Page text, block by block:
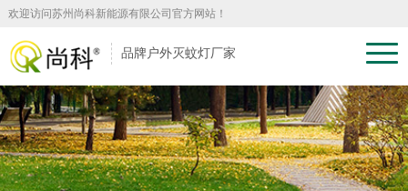
欢迎访问苏州尚科新能源有限公司官方网站！
品牌户外灭蚊灯厂家